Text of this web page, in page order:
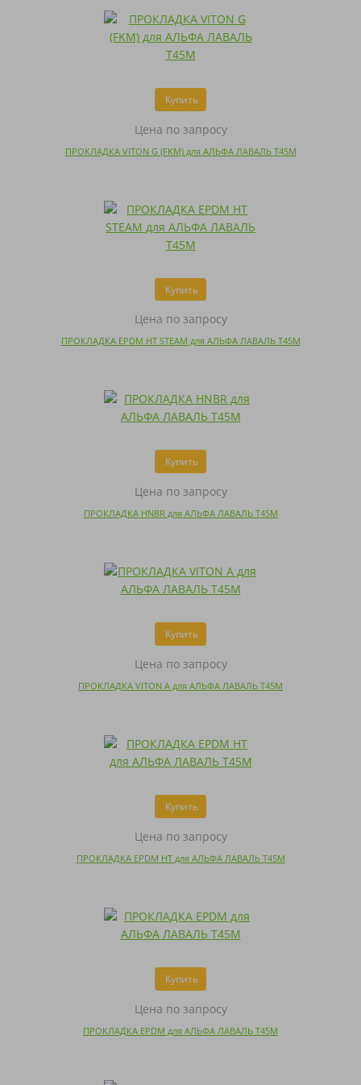
Купить
Цена по запросу
ПРОКЛАДКА VITON G (FKM) для АЛЬФА ЛАВАЛЬ T45M
Купить
Цена по запросу
ПРОКЛАДКА EPDM HT STEAM для АЛЬФА ЛАВАЛЬ T45M
Купить
Цена по запросу
ПРОКЛАДКА HNBR для АЛЬФА ЛАВАЛЬ T45M
Купить
Цена по запросу
ПРОКЛАДКА VITON A для АЛЬФА ЛАВАЛЬ T45M
Купить
Цена по запросу
ПРОКЛАДКА EPDM HT для АЛЬФА ЛАВАЛЬ T45M
Купить
Цена по запросу
ПРОКЛАДКА EPDM для АЛЬФА ЛАВАЛЬ T45M